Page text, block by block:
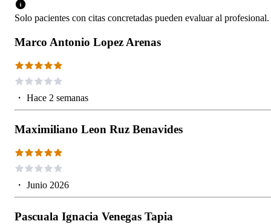
Solo pacientes con citas concretadas pueden evaluar al profesional.
Marco Antonio Lopez Arenas
・ Hace 2 semanas
Maximiliano Leon Ruz Benavides
・ Junio 2026
Pascuala Ignacia Venegas Tapia